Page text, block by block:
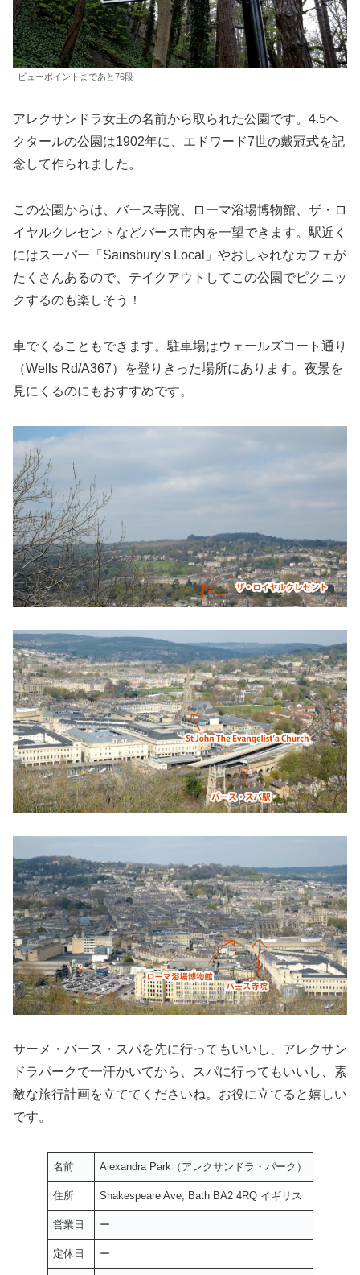
ビューポイントまであと76段
アレクサンドラ女王の名前から取られた公園です。4.5ヘ
クタールの公園は1902年に、エドワード7世の戴冠式を記
念して作られました。
この公園からは、バース寺院、ローマ浴場博物館、ザ・ロ
イヤルクレセントなどバース市内を一望できます。駅近く
にはスーパー「Sainsbury’s Local」やおしゃれなカフェが
たくさんあるので、テイクアウトしてこの公園でピクニッ
クするのも楽しそう！
車でくることもできます。駐車場はウェールズコート通り
（Wells Rd/A367）を登りきった場所にあります。夜景を
見にくるのにもおすすめです。
サーメ・バース・スパを先に行ってもいいし、アレクサン
ドラパークで一汗かいてから、スパに行ってもいいし、素
敵な旅行計画を立ててくださいね。お役に立てると嬉しい
です。
名前 Alexandra Park（アレクサンドラ・パーク）
住所 Shakespeare Ave, Bath BA2 4RQ イギリス
営業日 ー
定休日 ー